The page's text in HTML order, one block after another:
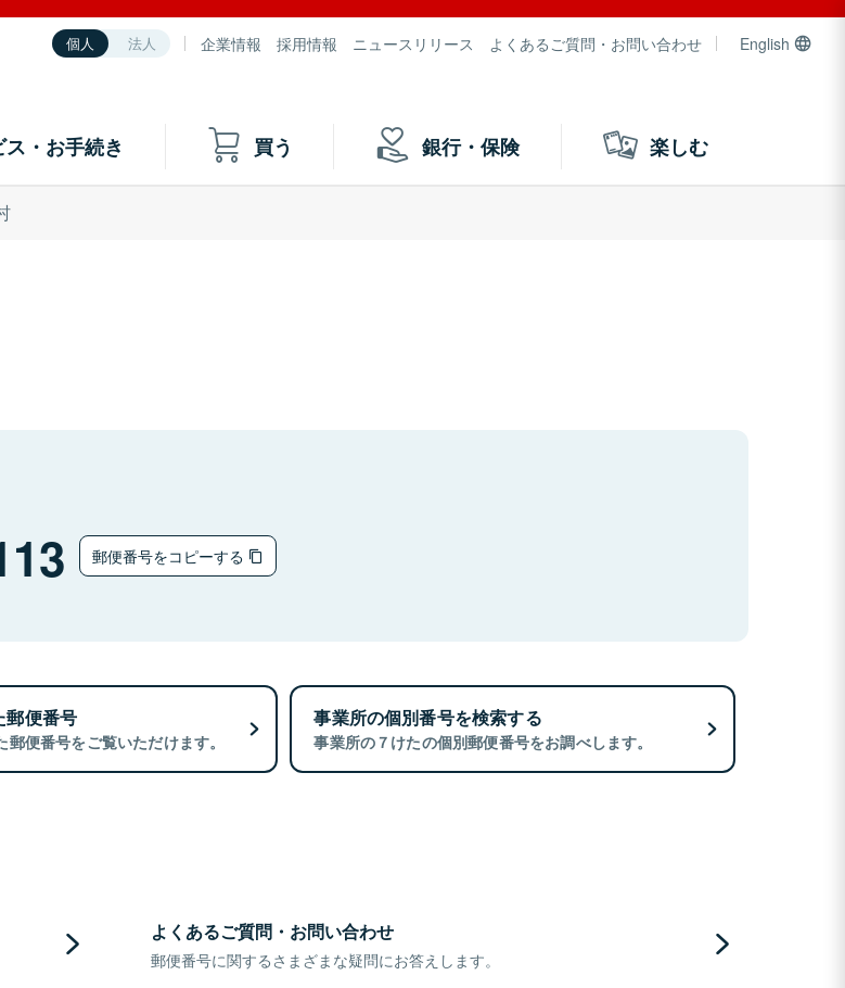
個人 法人 企業情報 採用情報 ニュースリリース よくあるご質問・お問い合わせ English
・お手続き 買う 銀行・保険 楽しむ
郵便番号をコピーする
郵便番号
郵便番号をご覧いただけます。
事業所の個別番号を検索する
事業所の７けたの個別郵便番号をお調べします。
よくあるご質問・お問い合わせ
郵便番号に関するさまざまな疑問にお答えします。